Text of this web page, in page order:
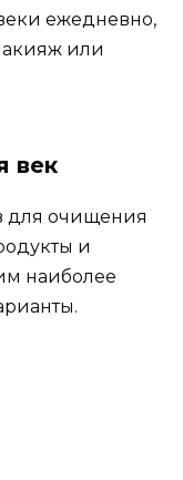
ежедневно,
или
век
для очищения
и
наиболее